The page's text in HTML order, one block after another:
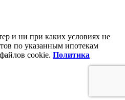
и ни при каких условиях не
по указанным ипотекам
coоkie. Политика